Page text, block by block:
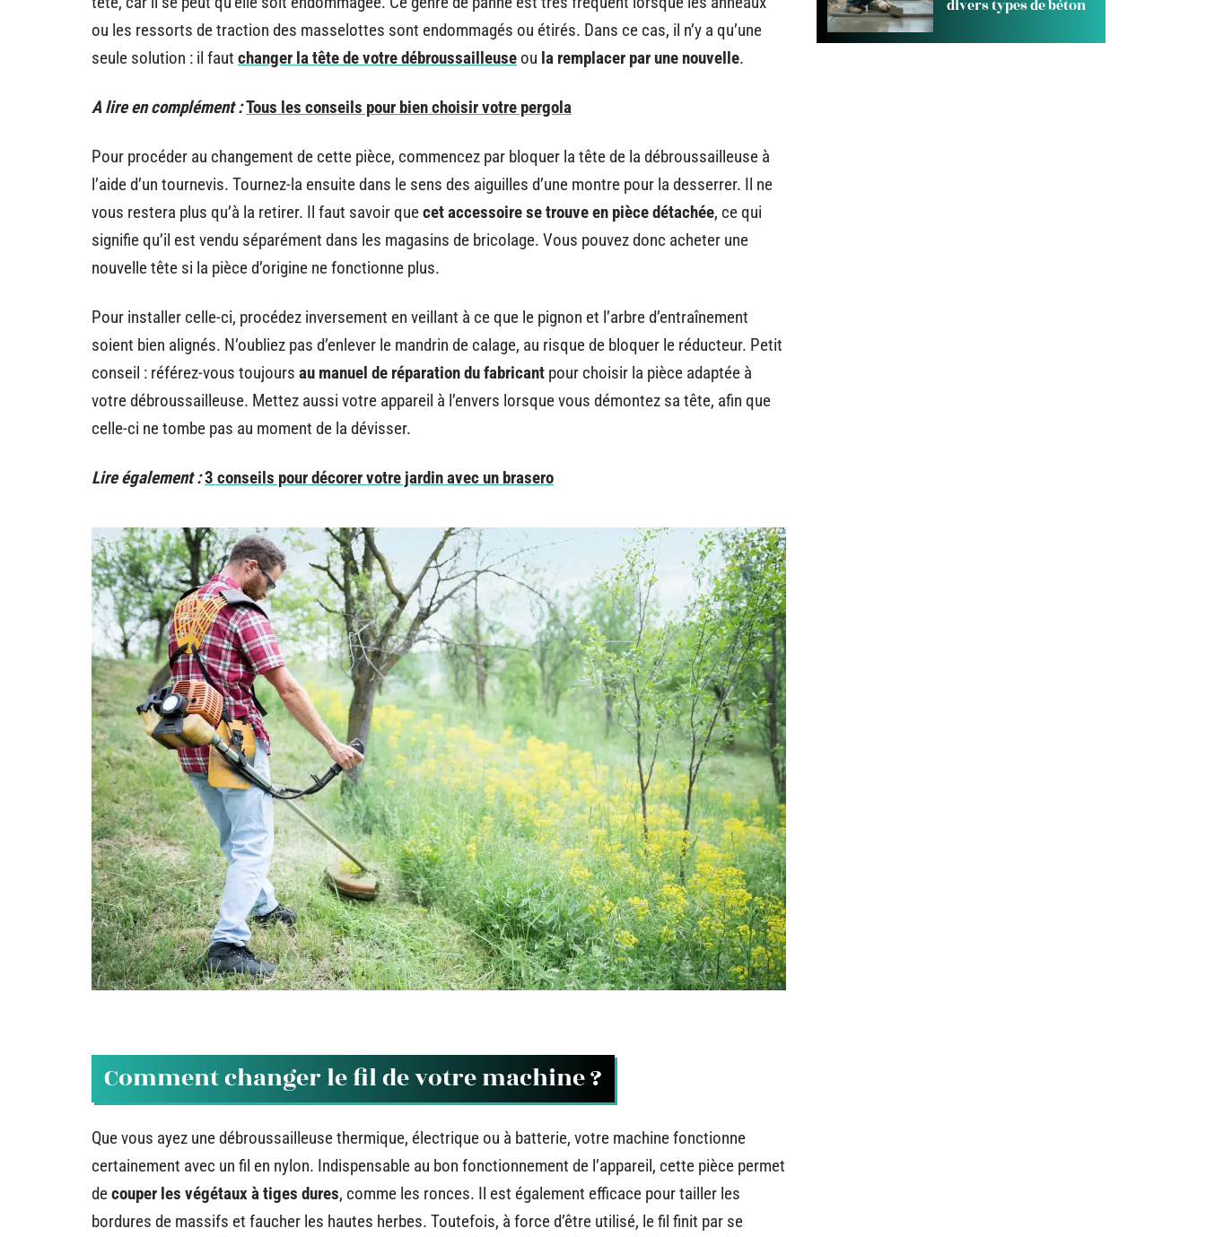
ou les ressorts de traction des masselottes sont endommagés ou étirés. Dans ce cas, il n’y a qu’une
seule solution : il faut changer la tête de votre débroussailleuse ou la remplacer par une nouvelle.
A lire en complément :Tous les conseils pour bien choisir votre pergola
Pour procéder au changement de cette pièce, commencez par bloquer la tête de la débroussailleuse à
l’aide d’un tournevis. Tournez-la ensuite dans le sens des aiguilles d’une montre pour la desserrer. Il ne
vous restera plus qu’à la retirer. Il faut savoir quecet accessoire se trouve en pièce détachée, ce qui
signifie qu’il est vendu séparément dans les magasins de bricolage. Vous pouvez donc acheter une
nouvelle tête si la pièce d’origine ne fonctionne plus.
Pour installer celle-ci, procédez inversement en veillant à ce que le pignon et l’arbre d’entraînement
soient bien alignés. N’oubliez pas d’enlever le mandrin de calage, au risque de bloquer le réducteur. Petit
conseil : référez-vous toujours au manuel de réparation du fabricant pour choisir la pièce adaptée à
votre débroussailleuse. Mettez aussi votre appareil à l’envers lorsque vous démontez sa tête, afin que
celle-ci ne tombe pas au moment de la dévisser.
Lire également :3 conseils pour décorer votre jardin avec un brasero
Comment changer le fil de votre machine ?
Que vous ayez une débroussailleuse thermique, électrique ou à batterie, votre machine fonctionne
certainement avec un fil en nylon. Indispensable au bon fonctionnement de l’appareil, cette pièce permet
decouper les végétaux à tiges dures, comme les ronces. Il est également efficace pour tailler les
bordures de massifs et faucher les hautes herbes. Toutefois, à force d’être utilisé, le fil finit par se
divers types de béton